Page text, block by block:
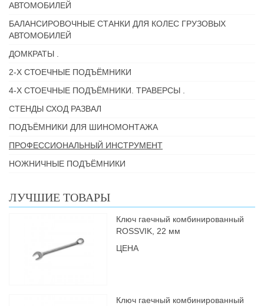
АВТОМОБИЛЕЙ
БАЛАНСИРОВОЧНЫЕ СТАНКИ ДЛЯ КОЛЕС ГРУЗОВЫХ
АВТОМОБИЛЕЙ
ДОМКРАТЫ .
2-Х СТОЕЧНЫЕ ПОДЪЁМНИКИ
4-Х СТОЕЧНЫЕ ПОДЪЁМНИКИ. ТРАВЕРСЫ .
СТЕНДЫ СХОД РАЗВАЛ
ПОДЪЁМНИКИ ДЛЯ ШИНОМОНТАЖА
ПРОФЕССИОНАЛЬНЫЙ ИНСТРУМЕНТ
НОЖНИЧНЫЕ ПОДЪЁМНИКИ
ЛУЧШИЕ ТОВАРЫ
Ключ гаечный комбинированный
ROSSVIK, 22 мм
ЦЕНА
Ключ гаечный комбинированный